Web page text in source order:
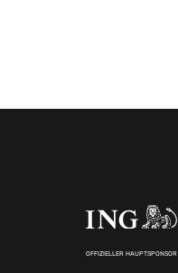
OFFIZIELLER HAUPTSPONSOR